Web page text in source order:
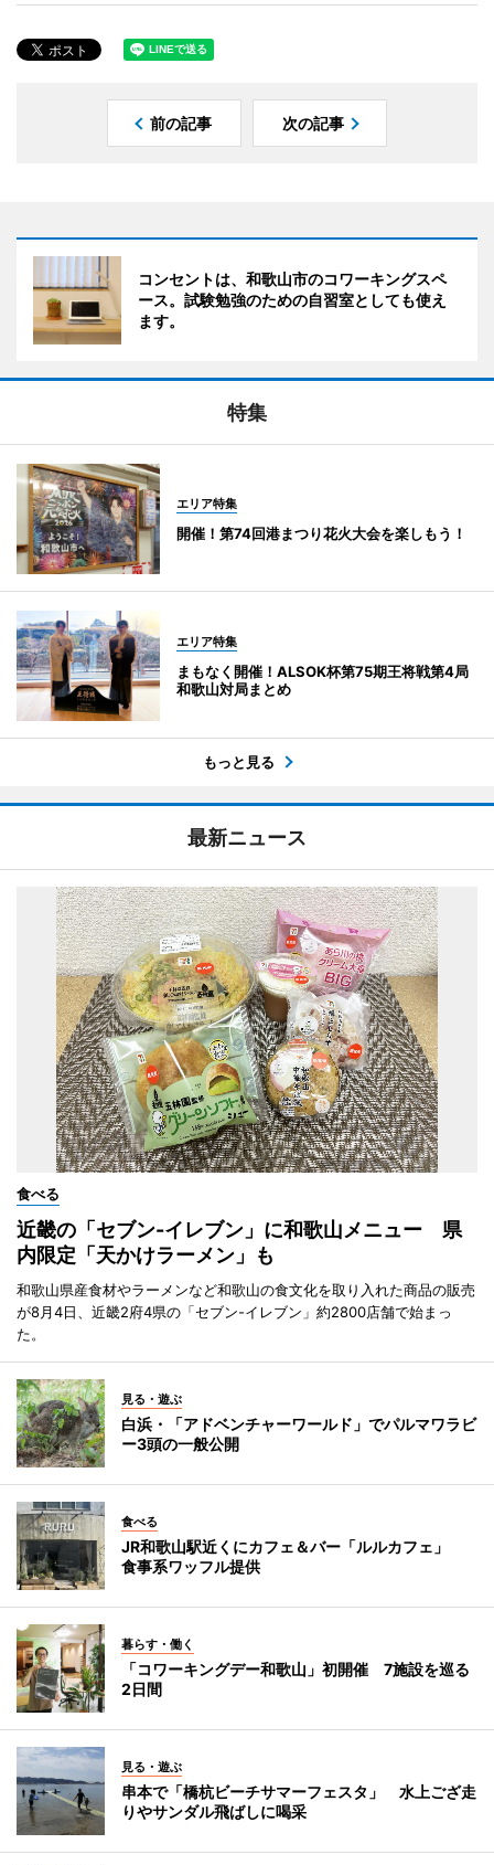
前の記事 次の記事
コンセントは、和歌山市のコワーキングスペ
ース。試験勉強のための自習室としても使え
ます。
特集
エリア特集
開催！第74回港まつり花火大会を楽しもう！
エリア特集
まもなく開催！ALSOK杯第75期王将戦第4局
和歌山対局まとめ
もっと見る
最新ニュース
食べる
近畿の「セブン-イレブン」に和歌山メニュー 県
内限定「天かけラーメン」も
和歌山県産食材やラーメンなど和歌山の食文化を取り入れた商品の販売
が8月4日、近畿2府4県の「セブン-イレブン」約2800店舗で始まっ
た。
見る・遊ぶ
白浜・「アドベンチャーワールド」でパルマワラビ
ー3頭の一般公開
食べる
JR和歌山駅近くにカフェ＆バー「ルルカフェ」
食事系ワッフル提供
暮らす・働く
「コワーキングデー和歌山」初開催 7施設を巡る
2日間
見る・遊ぶ
串本で「橋杭ビーチサマーフェスタ」 水上ござ走
りやサンダル飛ばしに喝采